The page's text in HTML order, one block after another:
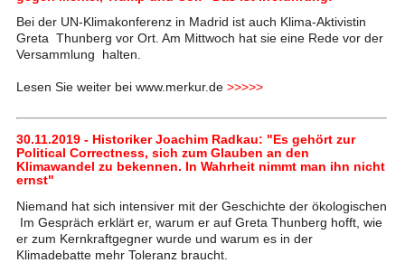
Bei der UN-Klimakonferenz in Madrid ist auch Klima-Aktivistin
Greta Thunberg vor Ort. Am Mittwoch hat sie eine Rede vor der
Versammlung halten.
Lesen Sie weiter bei www.merkur.de >>>>>
30.11.2019 - Historiker Joachim Radkau: "Es gehört zur
Political Correctness, sich zum Glauben an den
Klimawandel zu bekennen. In Wahrheit nimmt man ihn nicht
ernst"
Niemand hat sich intensiver mit der Geschichte der ökologischen
Im Gespräch erklärt er, warum er auf Greta Thunberg hofft, wie
er zum Kernkraftgegner wurde und warum es in der
Klimadebatte mehr Toleranz braucht.